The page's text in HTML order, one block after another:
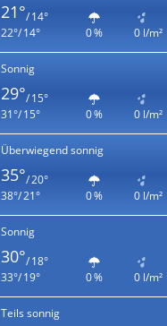
21°/ 14°
22°/ 14°
0 % 0 l/m²
Sonnig
29°/ 15°
31°/ 15°
0 % 0 l/m²
Überwiegend sonnig
35°/ 20°
38°/ 21°
0 % 0 l/m²
Sonnig
30°/ 18°
33°/ 19°
0 % 0 l/m²
Teils sonnig